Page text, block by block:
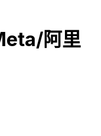
阿里